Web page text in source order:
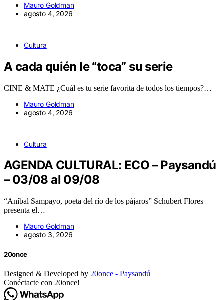
Mauro Goldman
agosto 4, 2026
Cultura
A cada quién le “toca” su serie
CINE & MATE ¿Cuál es tu serie favorita de todos los tiempos?…
Mauro Goldman
agosto 4, 2026
Cultura
AGENDA CULTURAL: ECO – Paysandú
– 03/08 al 09/08
“Aníbal Sampayo, poeta del río de los pájaros” Schubert Flores
presenta el…
Mauro Goldman
agosto 3, 2026
20once
Designed & Developed by 20once - Paysandú
Conéctacte con 20once!